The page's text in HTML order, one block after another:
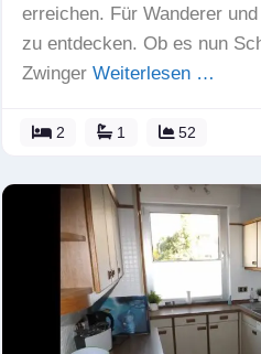
erreichen. Für Wanderer
zu entdecken. Ob es nun
Zwinger Weiterlesen …
2 1 52